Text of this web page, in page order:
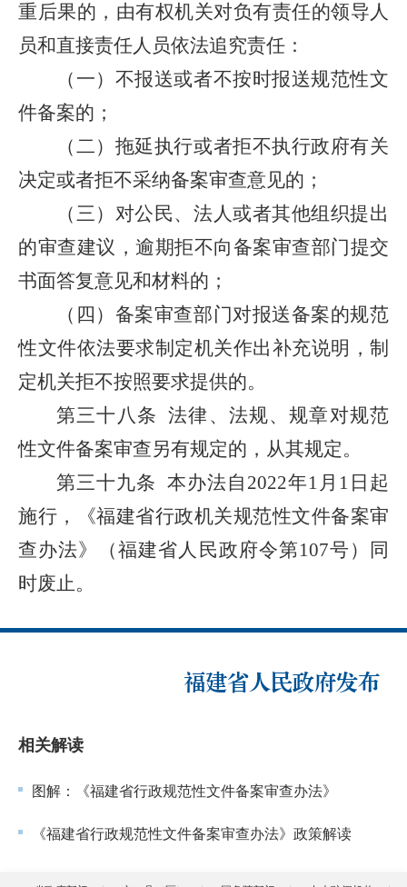
重后果的，由有权机关对负有责任的领导人
员和直接责任人员依法追究责任：
（一）不报送或者不按时报送规范性文
件备案的；
（二）拖延执行或者拒不执行政府有关
决定或者拒不采纳备案审查意见的；
（三）对公民、法人或者其他组织提出
的审查建议，逾期拒不向备案审查部门提交
书面答复意见和材料的；
（四）备案审查部门对报送备案的规范
性文件依法要求制定机关作出补充说明，制
定机关拒不按照要求提供的。
第三十八条 法律、法规、规章对规范
性文件备案审查另有规定的，从其规定。
第三十九条 本办法自2022年1月1日起
施行，《福建省行政机关规范性文件备案审
查办法》（福建省人民政府令第107号）同
时废止。
福建省人民政府发布
相关解读
图解：《福建省行政规范性文件备案审查办法》
《福建省行政规范性文件备案审查办法》政策解读